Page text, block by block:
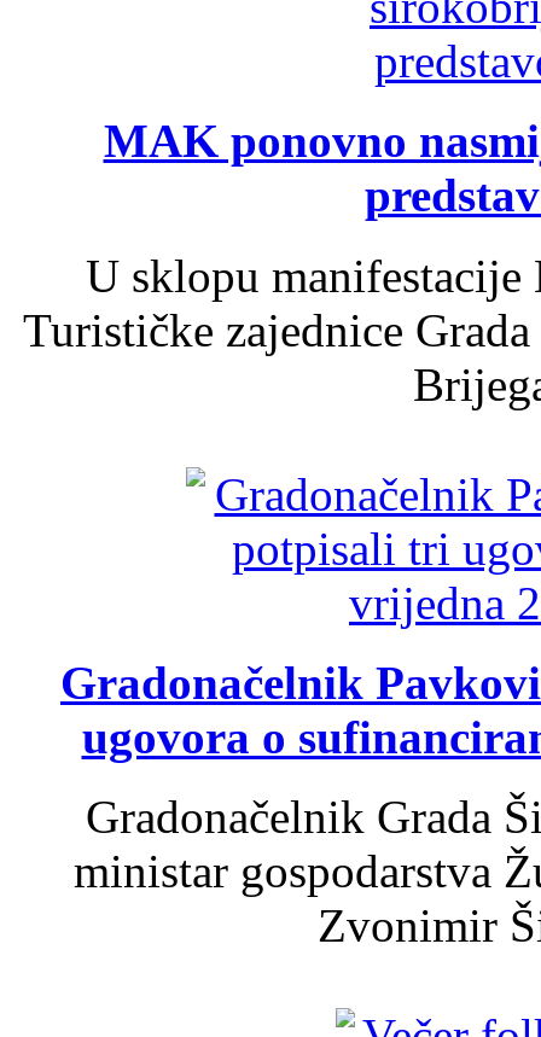
MAK ponovno
U sklopu
Turističke zajednice
Gradonačelnik
ugovora o
Gradonačelnik Grada
ministar gospodarstva
Zvonimir